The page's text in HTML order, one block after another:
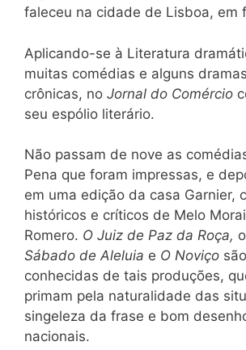
faleceu na cidade de Lisboa, em
Aplicando-se à Literatura
muitas comédias e alguns
crônicas, no Jornal do Comércio
seu espólio literário.
Não passam de nove as
Pena que foram impressas, e
em uma edição da casa Garnier,
históricos e críticos de Melo
Romero. O Juiz de Paz da Roça, o
Sábado de Aleluia e O Noviço
conhecidas de tais produções,
primam pela naturalidade das
singeleza da frase e bom
nacionais.